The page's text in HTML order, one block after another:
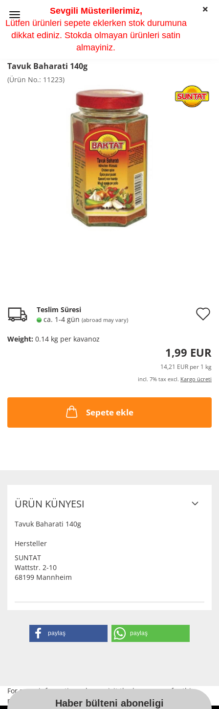
Sevgili Müsterilerimiz,
Lütfen ürünleri sepete eklerken stok durumuna
dikkat ediniz. Stokda olmayan ürünleri satin
almayiniz.
Tavuk Baharati 140g
(Ürün No.: 11223)
Teslim Süresi
ca. 1-4 gün (abroad may vary)
Weight: 0.14 kg per kavanoz
1,99 EUR
14,21 EUR per 1 kg
incl. 7% tax excl. Kargo ücreti
Sepete ekle
ÜRÜN KÜNYESI
Tavuk Baharati 140g
Hersteller
SUNTAT
Wattstr. 2-10
68199 Mannheim
paylaş paylaş
For more information, please visit thehome pagefor this
product.
Haber bülteni aboneligi